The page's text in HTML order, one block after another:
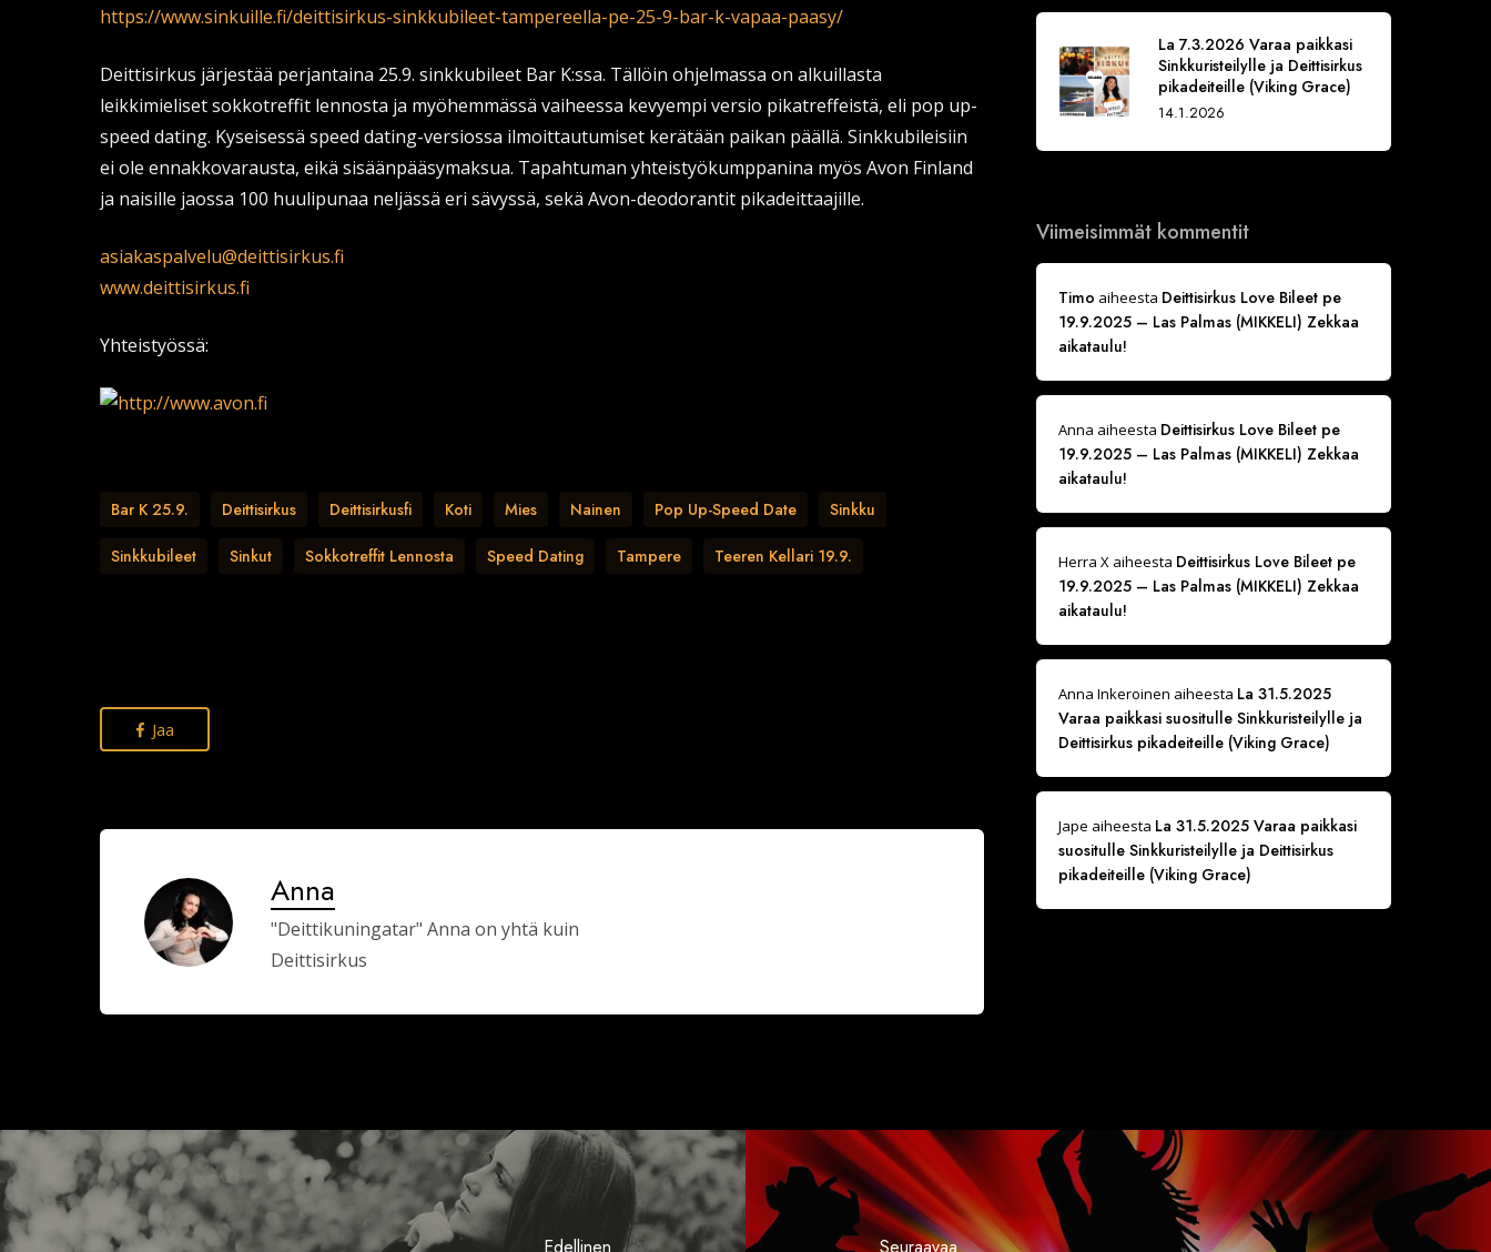
https://www.sinkuille.fi/deittisirkus-sinkkubileet-tampereella-pe-25-9-bar-k-vapaa-paasy/
Deittisirkus järjestää perjantaina 25.9. sinkkubileet Bar K:ssa. Tällöin ohjelmassa on alkuillasta
leikkimieliset sokkotreffit lennosta ja myöhemmässä vaiheessa kevyempi versio pikatreffeistä, eli pop up-
speed dating. Kyseisessä speed dating-versiossa ilmoittautumiset kerätään paikan päällä. Sinkkubileisiin
ei ole ennakkovarausta, eikä sisäänpääsymaksua. Tapahtuman yhteistyökumppanina myös Avon Finland
ja naisille jaossa 100 huulipunaa neljässä eri sävyssä, sekä Avon-deodorantit pikadeittaajille.
asiakaspalvelu@deittisirkus.fi
www.deittisirkus.fi
Yhteistyössä:
Bar K 25.9. Deittisirkus Deittisirkusfi Koti Mies Nainen Pop Up-Speed Date Sinkku
Sinkkubileet Sinkut Sokkotreffit Lennosta Speed Dating Tampere Teeren Kellari 19.9.
Jaa
Anna
"Deittikuningatar" Anna on yhtä kuin
Deittisirkus
La 7.3.2026 Varaa paikkasi
Sinkkuristeilylle ja Deittisirkus
pikadeiteille (Viking Grace)
14.1.2026
Viimeisimmät kommentit
Timo aiheesta Deittisirkus Love Bileet pe
19.9.2025 – Las Palmas (MIKKELI) Zekkaa
aikataulu!
Anna aiheesta Deittisirkus Love Bileet pe
19.9.2025 – Las Palmas (MIKKELI) Zekkaa
aikataulu!
Herra Xaiheesta Deittisirkus Love Bileet pe
19.9.2025 – Las Palmas (MIKKELI) Zekkaa
aikataulu!
Anna Inkeroinen aiheesta La 31.5.2025
Varaa paikkasi suositulle Sinkkuristeilylle ja
Deittisirkus pikadeiteille (Viking Grace)
Jape aiheesta La 31.5.2025 Varaa paikkasi
suositulle Sinkkuristeilylle ja Deittisirkus
pikadeiteille (Viking Grace)
Edellinen Seuraavaa